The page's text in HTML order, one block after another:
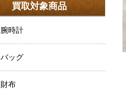
買取対象商品
腕時計
バッグ
財布